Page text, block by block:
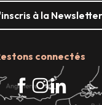
à la
connectés